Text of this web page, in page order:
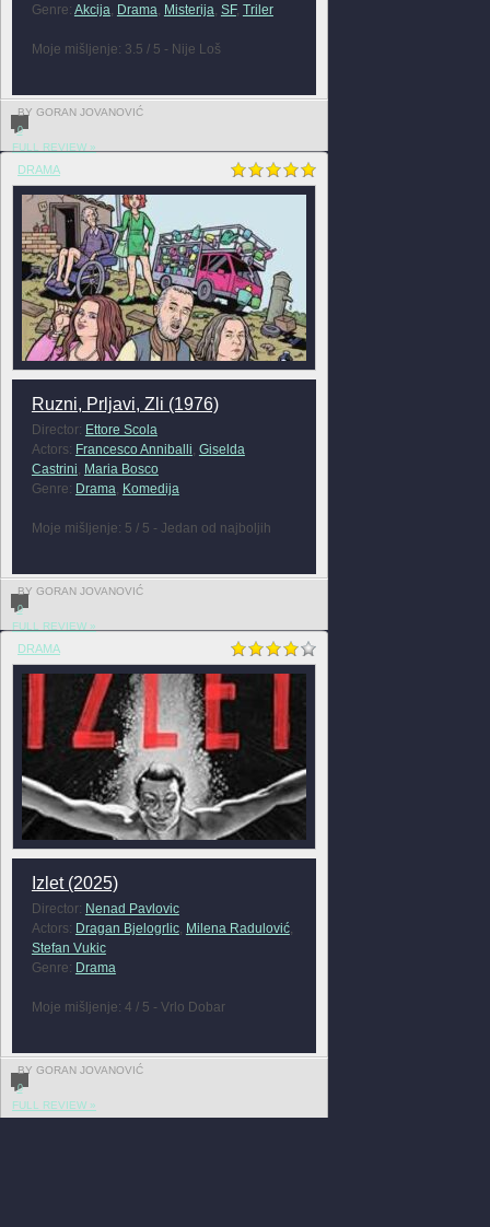
Genre: Akcija, Drama, Misterija, SF, Triler
Moje mišljenje: 3.5 / 5 - Nije Loš
BY GORAN JOVANOVIĆ
0
FULL REVIEW »
DRAMA
Ruzni, Prljavi, Zli (1976)
Director: Ettore Scola
Actors: Francesco Anniballi, Giselda
Castrini, Maria Bosco
Genre: Drama, Komedija
Moje mišljenje: 5 / 5 - Jedan od najboljih
BY GORAN JOVANOVIĆ
0
FULL REVIEW »
DRAMA
Izlet (2025)
Director: Nenad Pavlovic
Actors: Dragan Bjelogrlic, Milena Radulović,
Stefan Vukic
Genre: Drama
Moje mišljenje: 4 / 5 - Vrlo Dobar
BY GORAN JOVANOVIĆ
0
FULL REVIEW »